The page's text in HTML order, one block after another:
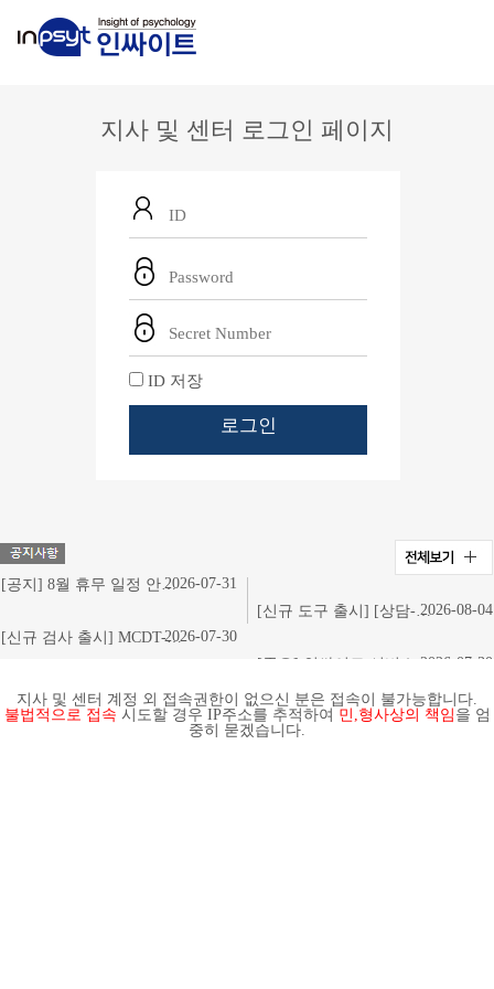
지사 및 센터 로그인 페이지
ID 저장
로그인
[공지] 8월 휴무 일정 안내 (택배 쉬는 날, 광복절 대체 공휴일)
2026-07-31
[신규 도구 출시] [상담-소통] 4가지 심리치료 이론별 핵심질문카드
2026-08-04
[신규 검사 출시] MCDT-U 다차원 진로진단검사
2026-07-30
[중요] 인싸이트 서비스 일시 중지 안내 (8/22 토 23:50~8/23 일 23:50)
2026-07-30
지사 및 센터 계정 외 접속권한이 없으신 분은 접속이 불가능합니다.
불법적으로 접속 시도할 경우 IP주소를 추적하여 민,형사상의 책임 을 엄
중히 묻겠습니다.